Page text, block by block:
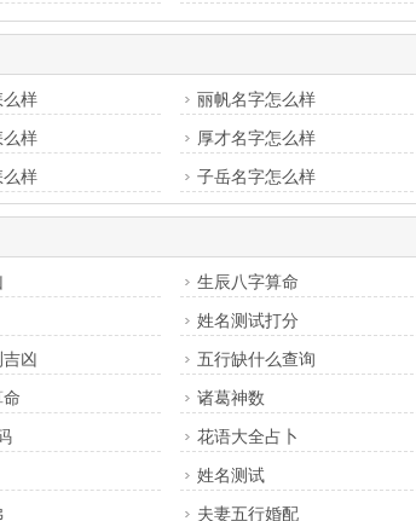
么样 丽帆名字怎么样
么样 厚才名字怎么样
么样 子岳名字怎么样
生辰八字算命
姓名测试打分
凶 五行缺什么查询
诸葛神数
花语大全占卜
姓名测试
夫妻五行婚配